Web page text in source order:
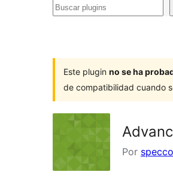
Buscar
Este plugin no se ha
de compatibilidad cuando
Por